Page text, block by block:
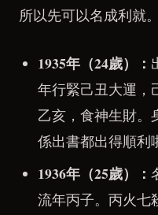
所以先可以名成利就。
1935年（24歲）：
年行緊己丑大運，
乙亥，食神生財。
係出書都出得順利
1936年（25歲）：
流年丙子。丙火七